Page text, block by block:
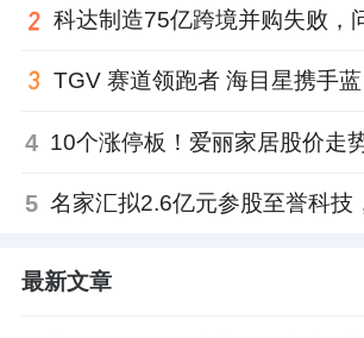
4
5
最新文章